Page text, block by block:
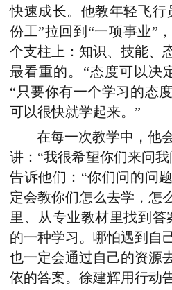
快速成长。他教年轻飞行
份工”拉回到“一项事业”
个支柱上：知识、技能、
最看重的。“态度可以决
“只要你有一个学习的态
可以很快就学起来。”
在每一次教学中，他
讲：“我很希望你们来问
告诉他们：“你们问的问
定会教你们怎么去学，怎
里、从专业教材里找到答
的一种学习。哪怕遇到自
也一定会通过自己的资源
依的答案。徐建辉用行动